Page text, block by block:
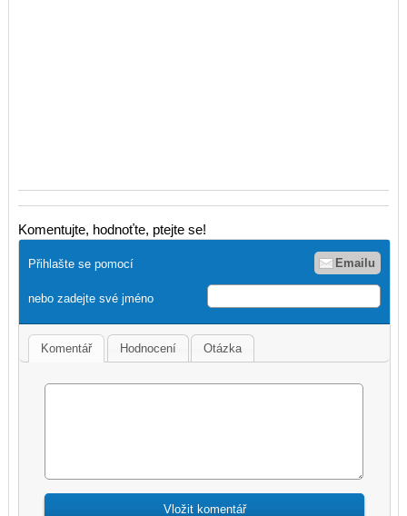
Komentujte, hodnoťte, ptejte se!
Přihlašte se pomocí Emailu
nebo zadejte své jméno
Komentář Hodnocení Otázka